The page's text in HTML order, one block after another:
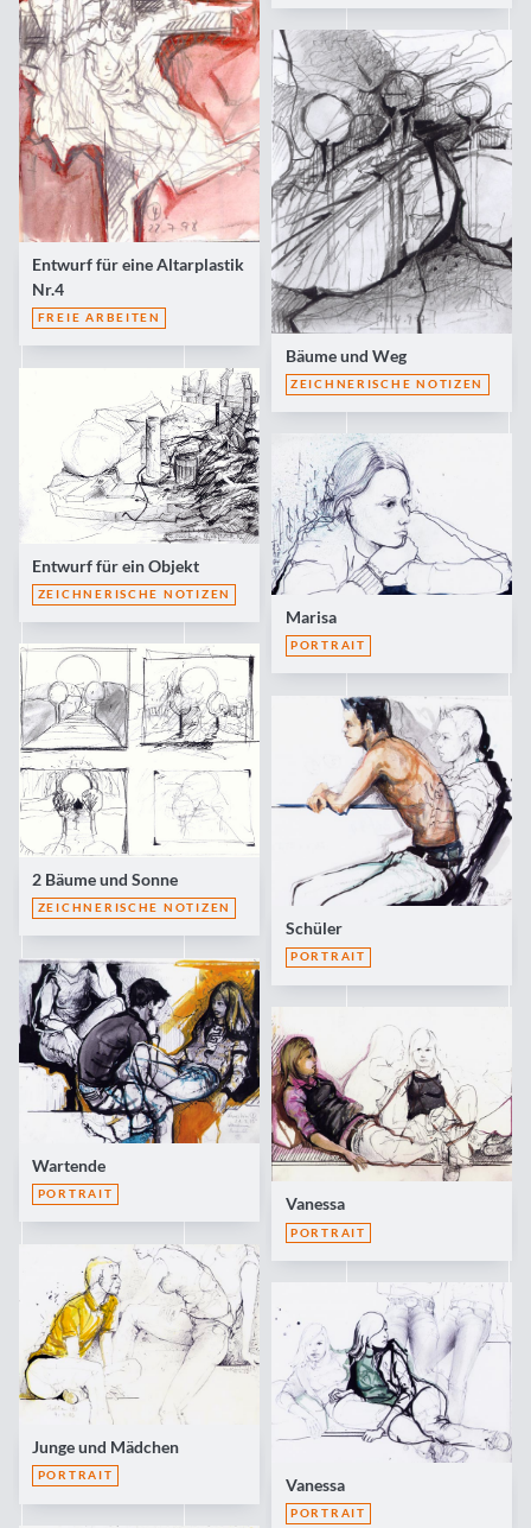
Entwurf für eine Altarplastik
Nr.4
FREIE ARBEITEN
Bäume und Weg
ZEICHNERISCHE NOTIZEN
Entwurf für ein Objekt
ZEICHNERISCHE NOTIZEN
Marisa
PORTRAIT
2 Bäume und Sonne
ZEICHNERISCHE NOTIZEN
Schüler
PORTRAIT
Wartende
PORTRAIT Vanessa
PORTRAIT
Junge und Mädchen
PORTRAIT Vanessa
PORTRAIT